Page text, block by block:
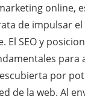
online,
de impulsar
El SEO y
para
por
de la web. Al